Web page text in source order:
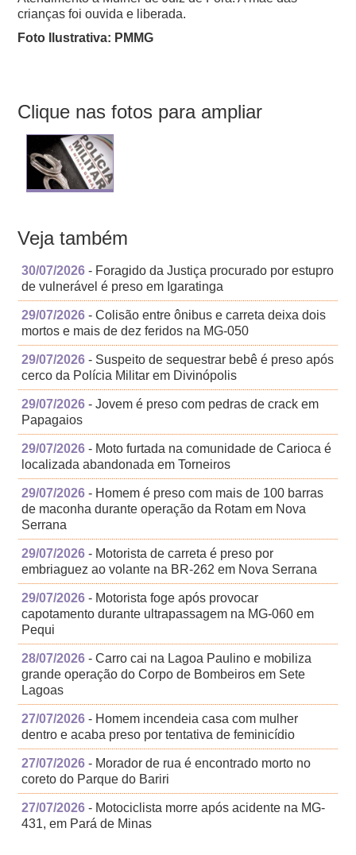
crianças foi ouvida e liberada.
Foto Ilustrativa: PMMG
Clique nas fotos para ampliar
Veja também
30/07/2026 - Foragido da Justiça procurado por estupro
de vulnerável é preso em Igaratinga
29/07/2026 - Colisão entre ônibus e carreta deixa dois
mortos e mais de dez feridos na MG-050
29/07/2026 - Suspeito de sequestrar bebê é preso após
cerco da Polícia Militar em Divinópolis
29/07/2026 - Jovem é preso com pedras de crack em
Papagaios
29/07/2026 - Moto furtada na comunidade de Carioca é
localizada abandonada em Torneiros
29/07/2026 - Homem é preso com mais de 100 barras
de maconha durante operação da Rotam em Nova
Serrana
29/07/2026 - Motorista de carreta é preso por
embriaguez ao volante na BR-262 em Nova Serrana
29/07/2026 - Motorista foge após provocar
capotamento durante ultrapassagem na MG-060 em
Pequi
28/07/2026 - Carro cai na Lagoa Paulino e mobiliza
grande operação do Corpo de Bombeiros em Sete
Lagoas
27/07/2026 - Homem incendeia casa com mulher
dentro e acaba preso por tentativa de feminicídio
27/07/2026 - Morador de rua é encontrado morto no
coreto do Parque do Bariri
27/07/2026 - Motociclista morre após acidente na MG-
431, em Pará de Minas